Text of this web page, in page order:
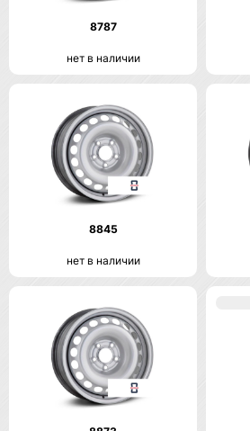
8787
нет в наличии
8845
нет в наличии